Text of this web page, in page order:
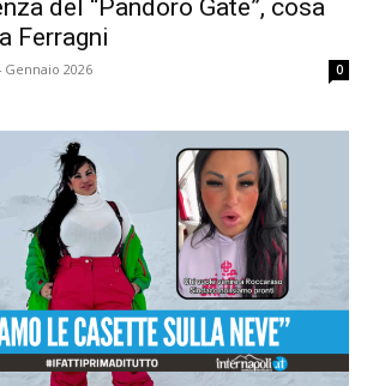
del “Pandoro Gate”, cosa
Ferragni
Gennaio 2026 0